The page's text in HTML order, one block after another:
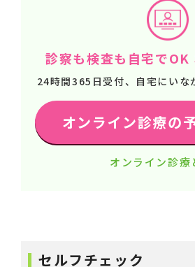
診察も検査も自宅でOK
24時間365日受付、自宅にいな
オンライン診療の
オンライン診療
セルフチェック